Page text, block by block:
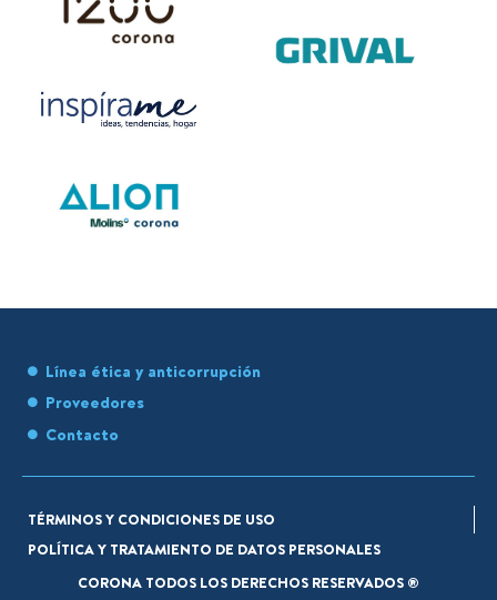
Línea ética y anticorrupción
Proveedores
Contacto
TÉRMINOS Y CONDICIONES DE USO
POLÍTICA Y TRATAMIENTO DE DATOS PERSONALES
CORONA TODOS LOS DERECHOS RESERVADOS ®